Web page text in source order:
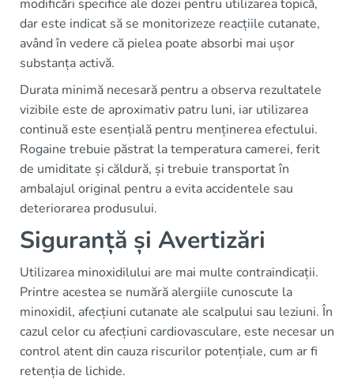
modificări specifice ale dozei pentru utilizarea topică,
dar este indicat să se monitorizeze reacțiile cutanate,
având în vedere că pielea poate absorbi mai ușor
substanța activă.
Durata minimă necesară pentru a observa rezultatele
vizibile este de aproximativ patru luni, iar utilizarea
continuă este esențială pentru menținerea efectului.
Rogaine trebuie păstrat la temperatura camerei, ferit
de umiditate și căldură, și trebuie transportat în
ambalajul original pentru a evita accidentele sau
deteriorarea produsului.
Siguranță și Avertizări
Utilizarea minoxidilului are mai multe contraindicații.
Printre acestea se numără alergiile cunoscute la
minoxidil, afecțiuni cutanate ale scalpului sau leziuni. În
cazul celor cu afecțiuni cardiovasculare, este necesar un
control atent din cauza riscurilor potențiale, cum ar fi
retenția de lichide.